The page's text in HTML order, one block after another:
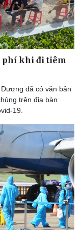
phí khi đi tiêm
đã có văn bản
trên địa bàn
19.